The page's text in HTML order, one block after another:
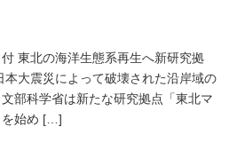
東北の海洋生態系再生へ新研究拠
大震災によって破壊された沿岸域の
部科学省は新たな研究拠点「東北マ
を始め […]